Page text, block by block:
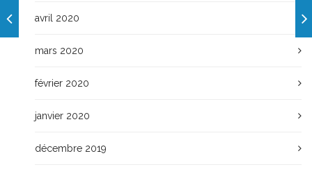
avril 2020
mars 2020
février 2020
janvier 2020
décembre 2019